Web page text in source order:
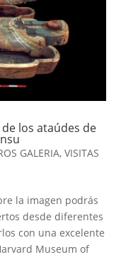
los ataúdes de
GALERIA, VISITAS
la imagen podrás
desde diferentes
con una excelente
Museum of